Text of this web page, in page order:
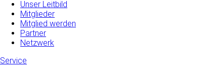
Unser Leitbild
Mitglieder
Mitglied werden
Partner
Netzwerk
Service